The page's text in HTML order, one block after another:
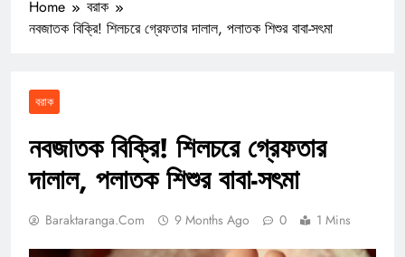
Home
বরাক
নবজাতক বিক্রি! শিলচরে গ্রেফতার দালাল, পলাতক শিশুর বাবা-সৎমা
বরাক
নবজাতক বিক্রি! শিলচরে গ্রেফতার
দালাল, পলাতক শিশুর বাবা-সৎমা
Baraktaranga.com 9 Months Ago 0 1 Mins